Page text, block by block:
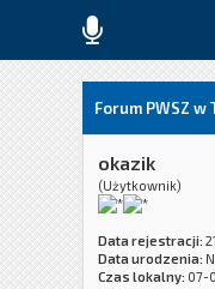
Forum PWSZ w
okazik
(Użytkownik)
Data rejestracji:
Data urodzenia:
Czas lokalny: 07-